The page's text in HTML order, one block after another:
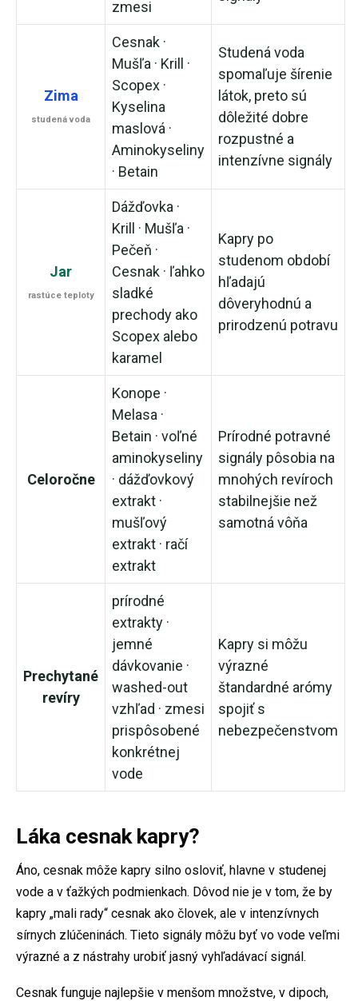
zmesi
Zima
studená voda
Cesnak ·
Mušľa · Krill ·
Scopex ·
Kyselina
maslová ·
Aminokyseliny
· Betain
Studená voda
spomaľuje šírenie
látok, preto sú
dôležité dobre
rozpustné a
intenzívne signály
Jar
rastúce teploty
Dážďovka ·
Krill · Mušľa ·
Pečeň ·
Cesnak · ľahko
sladké
prechody ako
Scopex alebo
karamel
Kapry po
studenom období
hľadajú
dôveryhodnú a
prirodzenú potravu
Celoročne
Konope ·
Melasa ·
Betain · voľné
aminokyseliny
· dážďovkový
extrakt ·
mušľový
extrakt · račí
extrakt
Prírodné potravné
signály pôsobia na
mnohých revíroch
stabilnejšie než
samotná vôňa
Prechytané
revíry
prírodné
extrakty ·
jemné
dávkovanie ·
washed-out
vzhľad · zmesi
prispôsobené
konkrétnej
vode
Kapry si môžu
výrazné
štandardné arómy
spojiť s
nebezpečenstvom
Láka cesnak kapry?
Áno, cesnak môže kapry silno osloviť, hlavne v studenej
vode a v ťažkých podmienkach. Dôvod nie je v tom, že by
kapry „mali rady“ cesnak ako človek, ale v intenzívnych
sírnych zlúčeninách. Tieto signály môžu byť vo vode veľmi
výrazné a z nástrahy urobiť jasný vyhľadávací signál.
Cesnak funguje najlepšie v menšom množstve, v dipoch,